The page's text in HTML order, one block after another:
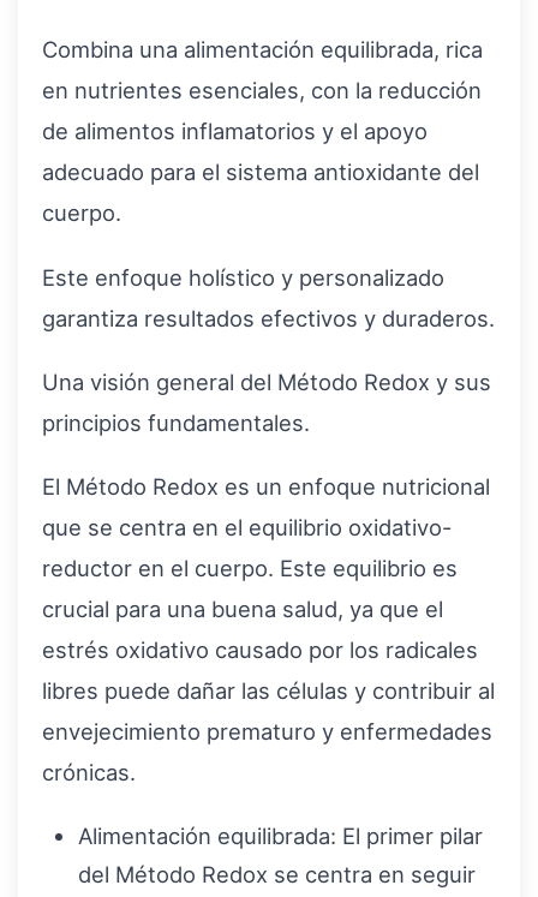
Combina una alimentación equilibrada, rica
en nutrientes esenciales, con la reducción
de alimentos inflamatorios y el apoyo
adecuado para el sistema antioxidante del
cuerpo.
Este enfoque holístico y personalizado
garantiza resultados efectivos y duraderos.
Una visión general del Método Redox y sus
principios fundamentales.
El Método Redox es un enfoque nutricional
que se centra en el equilibrio oxidativo-
reductor en el cuerpo. Este equilibrio es
crucial para una buena salud, ya que el
estrés oxidativo causado por los radicales
libres puede dañar las células y contribuir al
envejecimiento prematuro y enfermedades
crónicas.
Alimentación equilibrada: El primer pilar
del Método Redox se centra en seguir